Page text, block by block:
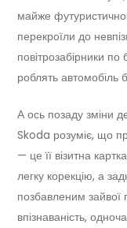
майже
перекроїли до
повітрозабірники
роблять автомобіль
А ось позаду зміни
Skoda розуміє, що
— це її візитна
легку корекцію, а
позбавленим зайвої
впізнаваність,